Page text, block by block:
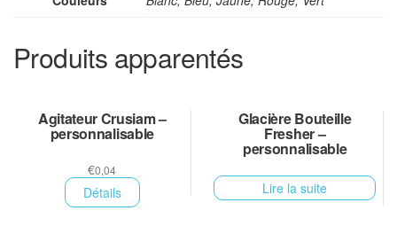
Produits apparentés
Agitateur Crusiam –
personnalisable
€0,04
Détails
Glacière Bouteille
Fresher –
personnalisable
Lire la suite